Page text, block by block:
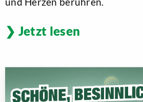
Jetzt lesen